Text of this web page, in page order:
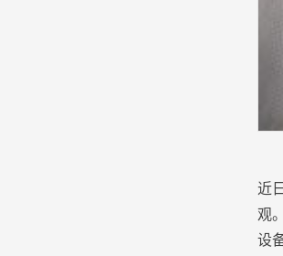
近
观
设